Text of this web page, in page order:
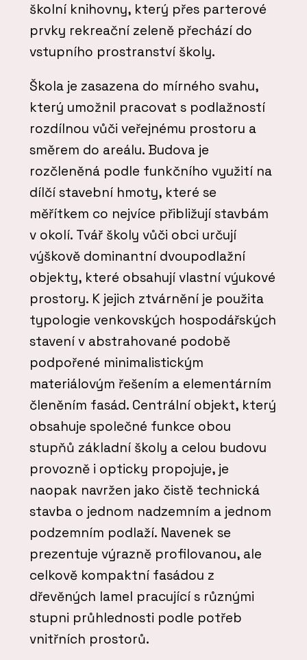
školní knihovny, který přes parterové
prvky rekreační zeleně přechází do
vstupního prostranství školy.
Škola je zasazena do mírného svahu,
který umožnil pracovat s podlažností
rozdílnou vůči veřejnému prostoru a
směrem do areálu. Budova je
rozčleněná podle funkčního využití na
dílčí stavební hmoty, které se
měřítkem co nejvíce přibližují stavbám
v okolí. Tvář školy vůči obci určují
výškově dominantní dvoupodlažní
objekty, které obsahují vlastní výukové
prostory. K jejich ztvárnění je použita
typologie venkovských hospodářských
stavení v abstrahované podobě
podpořené minimalistickým
materiálovým řešením a elementárním
členěním fasád. Centrální objekt, který
obsahuje společné funkce obou
stupňů základní školy a celou budovu
provozně i opticky propojuje, je
naopak navržen jako čistě technická
stavba o jednom nadzemním a jednom
podzemním podlaží. Navenek se
prezentuje výrazně profilovanou, ale
celkově kompaktní fasádou z
dřevěných lamel pracující s různými
stupni průhlednosti podle potřeb
vnitřních prostorů.